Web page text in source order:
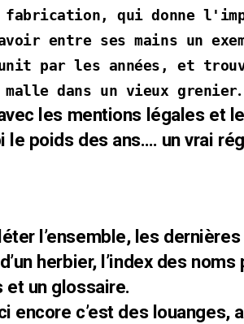
qui donne
entre ses mains un
par les années, et
malle dans un vieux grenier
les mentions légales et
le poids des ans…. un vrai
l’ensemble, les
herbier, l’index des
et un glossaire.
encore c’est des louanges,